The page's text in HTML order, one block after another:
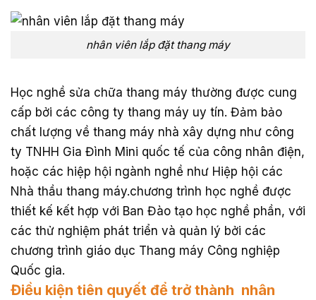
nhân viên lắp đặt thang máy
Học nghề sửa chữa thang máy thường được cung
cấp bởi các công ty thang máy uy tín. Đảm bảo
chất lượng về thang máy nhà xây dựng như công
ty TNHH Gia Đình Mini quốc tế của công nhân điện,
hoặc các hiệp hội ngành nghề như Hiệp hội các
Nhà thầu thang máy.chương trình học nghề được
thiết kế kết hợp với Ban Đào tạo học nghề phần, với
các thử nghiệm phát triển và quản lý bởi các
chương trình giáo dục Thang máy Công nghiệp
Quốc gia.
Điều kiện tiên quyết để trở thành nhân